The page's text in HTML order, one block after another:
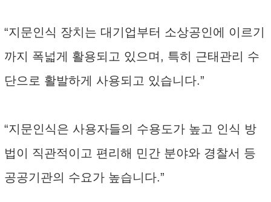
“지문인식 장치는 대기업부터 소상공인에 이르기
까지 폭넓게 활용되고 있으며, 특히 근태관리 수
단으로 활발하게 사용되고 있습니다.”
“지문인식은 사용자들의 수용도가 높고 인식 방
법이 직관적이고 편리해 민간 분야와 경찰서 등
공공기관의 수요가 높습니다.”